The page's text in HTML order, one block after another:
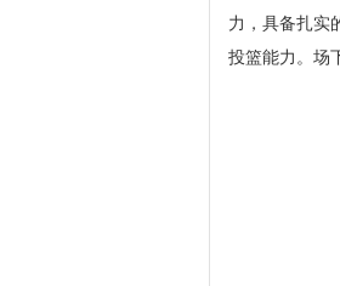
力，具备扎实
投篮能力。场